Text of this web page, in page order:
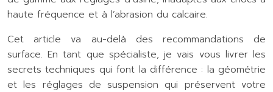
haute fréquence et à l’abrasion du calcaire.
Cet article va au-delà des recommandations de
surface. En tant que spécialiste, je vais vous livrer les
secrets techniques qui font la différence : la géométrie
et les réglages de suspension qui préservent votre